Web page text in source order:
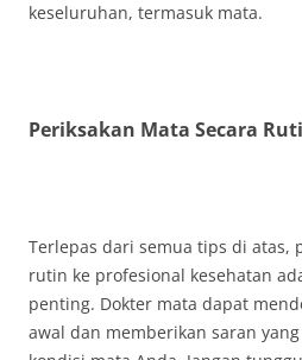
keseluruhan, termasuk mata.
Periksakan Mata Secara
Terlepas dari semua tips di atas,
rutin ke profesional kesehatan
penting. Dokter mata dapat
awal dan memberikan saran